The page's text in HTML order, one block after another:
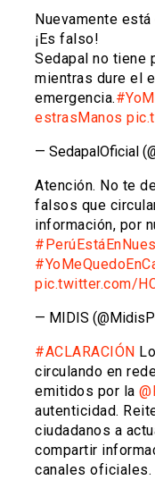
Nuevamente
¡Es falso!
Sedapal no tiene
mientras dure el
emergencia.
estrasManos
— SedapalOficial
Atención. No te
falsos que
información, por
pic.twitter.com/
— MIDIS
#ACLARACIÓN
circulando en
emitidos por la
autenticidad.
ciudadanos a
compartir
canales oficiales.